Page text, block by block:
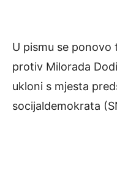
U pismu se
protiv Milorada
ukloni s mjesta
socijaldemokrata